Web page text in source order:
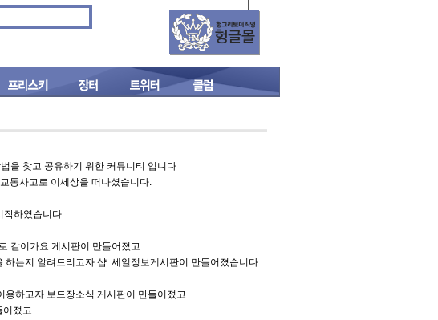
을 찾고 공유하기 위한 커뮤니티 입니다
통사고로 이세상을 떠나셨습니다.
작하였습니다
같이가요 게시판이 만들어졌고
는지 알려드리고자 샵. 세일정보게시판이 만들어졌습니다
용하고자 보드장소식 게시판이 만들어졌고
어졌고